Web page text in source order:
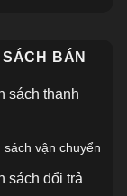
BÁN
sách thanh
sách vận chuyển
sách đổi trả